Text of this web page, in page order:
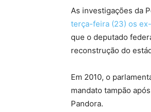
As investigações da
terça-feira (23) os
que o deputado
reconstrução do
Em 2010, o
mandato tampão
Pandora.